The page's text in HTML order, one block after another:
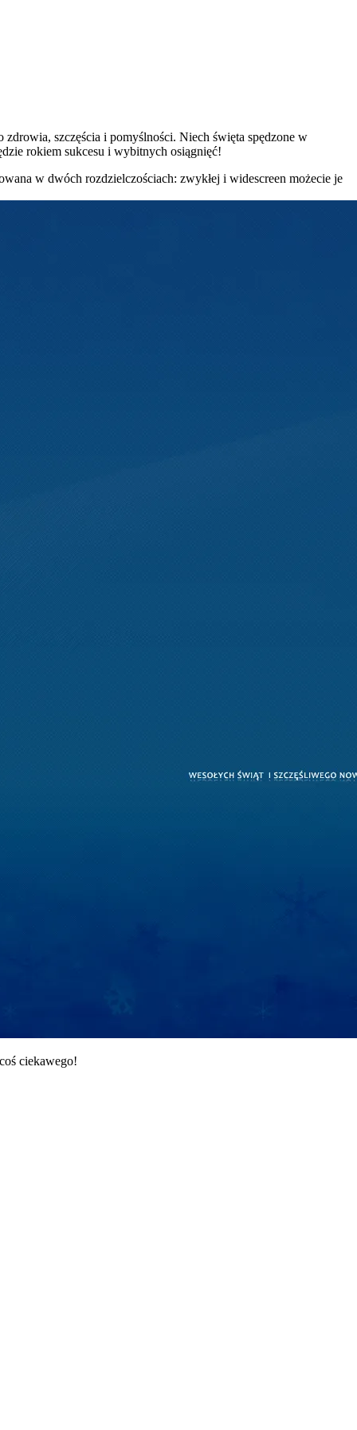
szczęścia i pomyślności. Niech święta spędzone w
rokiem sukcesu i wybitnych osiągnięć!
w dwóch rozdzielczościach: zwykłej i widescreen możecie je
ciekawego!